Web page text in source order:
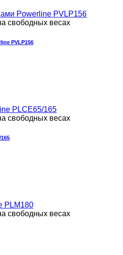
свободных весах
PVLP156
свободных весах
свободных весах